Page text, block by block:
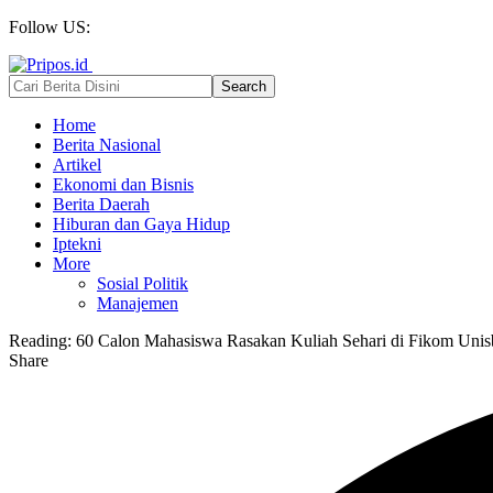
Follow US:
Home
Berita Nasional
Artikel
Ekonomi dan Bisnis
Berita Daerah
Hiburan dan Gaya Hidup
Iptekni
More
Sosial Politik
Manajemen
Reading: 60 Calon Mahasiswa Rasakan Kuliah Sehari di Fikom
Share